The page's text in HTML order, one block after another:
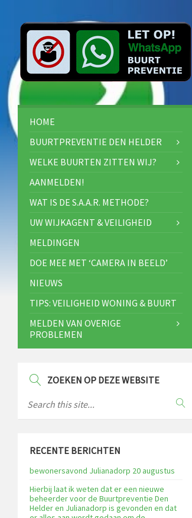
HOME
BUURTPREVENTIE DEN HELDER
WELKE BUURTEN ZITTEN WIJ?
AANMELDEN!
WAT IS DE S.A.A.R. METHODE?
UW WIJKAGENT & VEILIGHEID
MELDINGEN
DOE MEE MET ‘CAMERA IN BEELD’
NIEUWS
TIPS: VEILIGHEID WONING & BUURT
MELDEN VAN OVERIGE
PROBLEMEN
ZOEKEN OP DEZE WEBSITE
RECENTE BERICHTEN
bewonersavond Julianadorp 20 augustus
Hierbij laat ik weten dat er een nieuwe
beheerder voor de Buurtpreventie Den
Helder en Julianadorp is gevonden en dat